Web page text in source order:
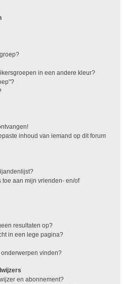
in een andere kleur?
inhoud van iemand op dit forum
aan mijn vrienden- en/of
resultaten op?
in een lege pagina?
vinden?
en abonnement?